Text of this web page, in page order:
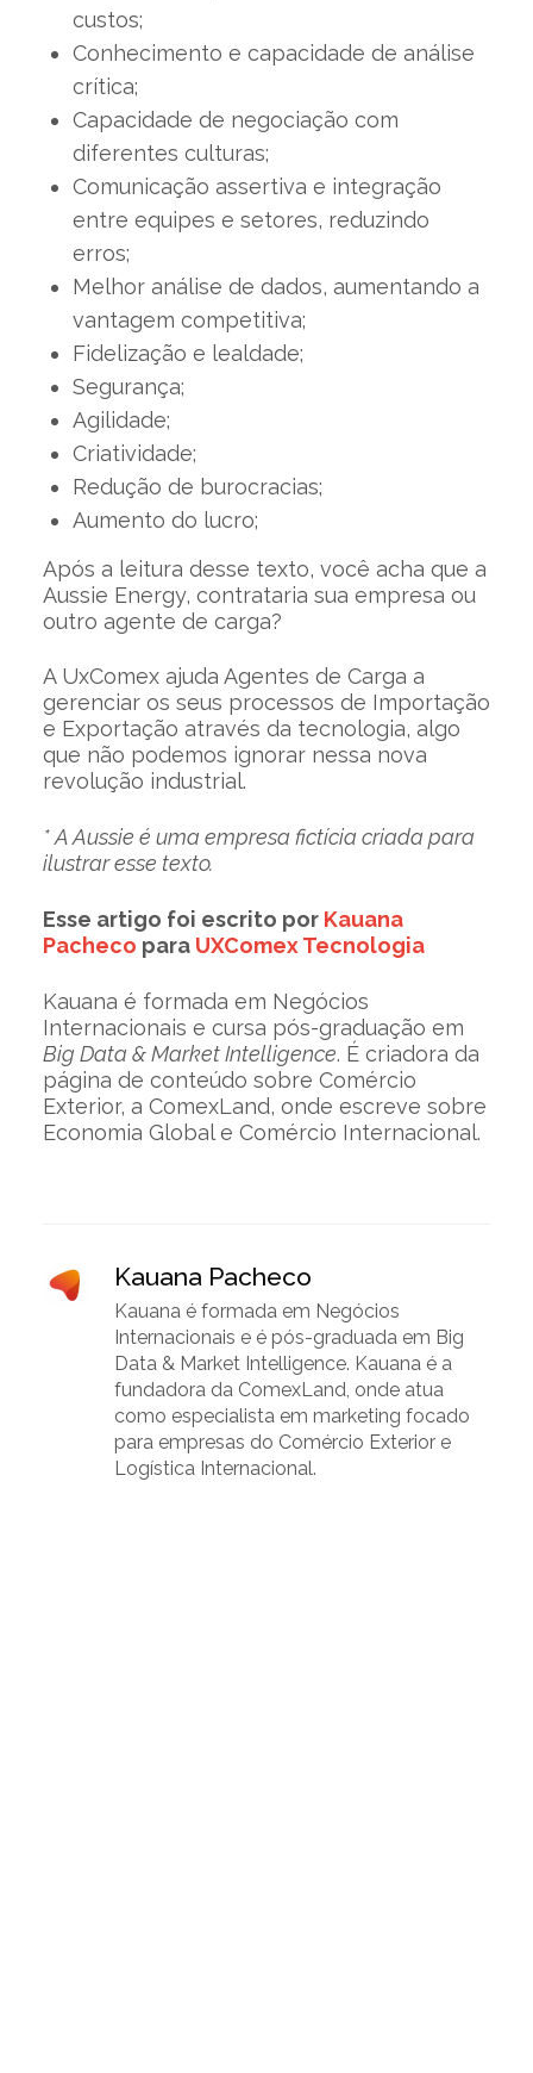
custos;
Conhecimento e capacidade de análise
crítica;
Capacidade de negociação com
diferentes culturas;
Comunicação assertiva e integração
entre equipes e setores, reduzindo
erros;
Melhor análise de dados, aumentando a
vantagem competitiva;
Fidelização e lealdade;
Segurança;
Agilidade;
Criatividade;
Redução de burocracias;
Aumento do lucro;
Após a leitura desse texto, você acha que a
Aussie Energy, contrataria sua empresa ou
outro agente de carga?
A UxComex ajuda Agentes de Carga a
gerenciar os seus processos de Importação
e Exportação através da tecnologia, algo
que não podemos ignorar nessa nova
revolução industrial.
* A Aussie é uma empresa fictícia criada para
ilustrar esse texto.
Esse artigo foi escrito por Kauana
Pacheco para UXComex Tecnologia
Kauana é formada em Negócios
Internacionais e cursa pós-graduação em
Big Data & Market Intelligence. É criadora da
página de conteúdo sobre Comércio
Exterior, a ComexLand, onde escreve sobre
Economia Global e Comércio Internacional.
Kauana Pacheco
Kauana é formada em Negócios
Internacionais e é pós-graduada em Big
Data & Market Intelligence. Kauana é a
fundadora da ComexLand, onde atua
como especialista em marketing focado
para empresas do Comércio Exterior e
Logística Internacional.